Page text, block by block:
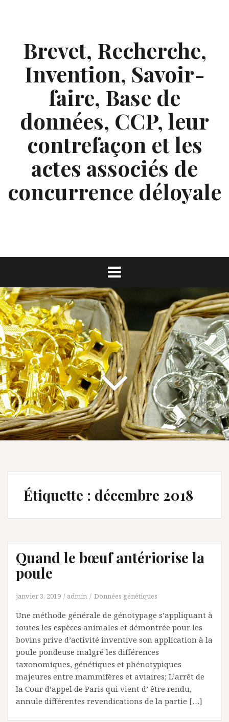
Brevet, Recherche,
Invention, Savoir-
faire, Base de
données, CCP, leur
contrefaçon et les
actes associés de
concurrence déloyale
Étiquette : décembre 2018
Quand le bœuf antériorise la
poule
janvier 3, 2019 admin Données génétiques
Une méthode générale de génotypage s’appliquant à
toutes les espèces animales et démontrée pour les
bovins prive d’activité inventive son application à la
poule pondeuse malgré les différences
taxonomiques, génétiques et phénotypiques
majeures entre mammifères et aviaires; L’arrêt de
la Cour d’appel de Paris qui vient d’ être rendu,
annule différentes revendications de la partie […]